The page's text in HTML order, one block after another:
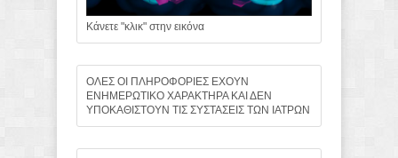
Κάνετε "κλικ" στην εικόνα
ΟΛΕΣ ΟΙ ΠΛΗΡΟΦΟΡΙΕΣ ΕΧΟΥΝ
ΕΝΗΜΕΡΩΤΙΚΟ ΧΑΡΑΚΤΗΡΑ ΚΑΙ ΔΕΝ
ΥΠΟΚΑΘΙΣΤΟΥΝ ΤΙΣ ΣΥΣΤΑΣΕΙΣ ΤΩΝ ΙΑΤΡΩΝ